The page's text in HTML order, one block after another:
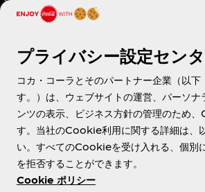
About us
Need help?
プライバシー設定セン
コカ・コーラとそのパートナー企業（以下
す。）は、ウェブサイトの運営、パーソナ
ンツの表示、ビジネス方針の管理のため
す。当社のCookie利用に関する詳細は、
い。すべてのCookieを受け入れる、個別
を拒否することができます。
Cookie ポリシー